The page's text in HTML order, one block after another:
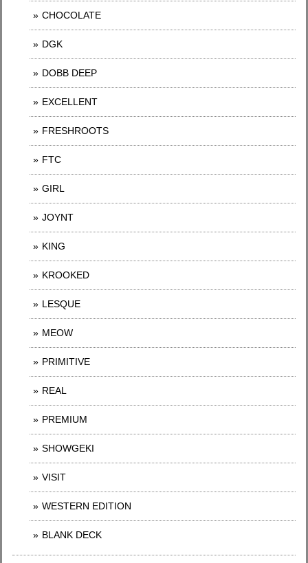
CHOCOLATE
DGK
DOBB DEEP
EXCELLENT
FRESHROOTS
FTC
GIRL
JOYNT
KING
KROOKED
LESQUE
MEOW
PRIMITIVE
REAL
PREMIUM
SHOWGEKI
VISIT
WESTERN EDITION
BLANK DECK